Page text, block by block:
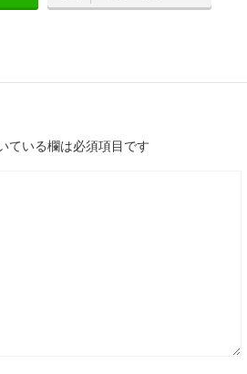
ている欄は必須項目です